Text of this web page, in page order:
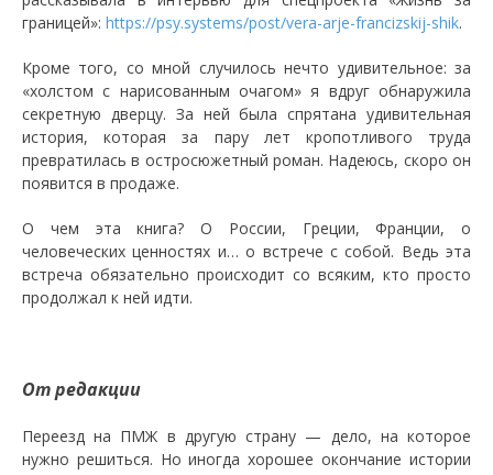
границей»: https://psy.systems/post/vera-arje-francizskij-shik.
Кроме того, со мной случилось нечто удивительное: за
«холстом с нарисованным очагом» я вдруг обнаружила
секретную дверцу. За ней была спрятана удивительная
история, которая за пару лет кропотливого труда
превратилась в остросюжетный роман. Надеюсь, скоро он
появится в продаже.
О чем эта книга? О России, Греции, Франции, о
человеческих ценностях и… о встрече с собой. Ведь эта
встреча обязательно происходит со всяким, кто просто
продолжал к ней идти.
От редакции
Переезд на ПМЖ в другую страну — дело, на которое
нужно решиться. Но иногда хорошее окончание истории